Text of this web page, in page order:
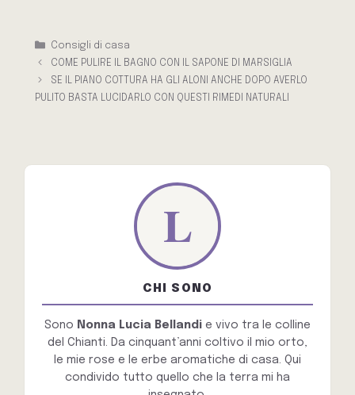
Categorie
Consigli di casa
COME PULIRE IL BAGNO CON IL SAPONE DI MARSIGLIA
SE IL PIANO COTTURA HA GLI ALONI ANCHE DOPO AVERLO
PULITO BASTA LUCIDARLO CON QUESTI RIMEDI NATURALI
CHI SONO
Sono Nonna Lucia Bellandi e vivo tra le colline
del Chianti. Da cinquant’anni coltivo il mio orto,
le mie rose e le erbe aromatiche di casa. Qui
condivido tutto quello che la terra mi ha